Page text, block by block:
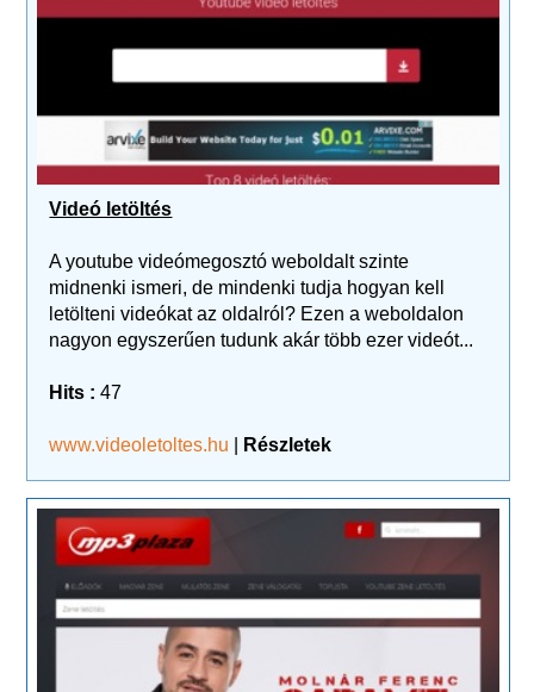
Videó letöltés
A youtube videómegosztó weboldalt szinte
midnenki ismeri, de mindenki tudja hogyan kell
letölteni videókat az oldalról? Ezen a weboldalon
nagyon egyszerűen tudunk akár több ezer videót...
Hits : 47
www.videoletoltes.hu Részletek